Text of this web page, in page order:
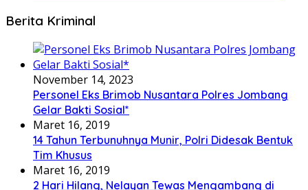
Berita Kriminal
November 14, 2023
Personel Eks Brimob Nusantara Polres Jombang
Gelar Bakti Sosial*
Maret 16, 2019
14 Tahun Terbunuhnya Munir, Polri Didesak Bentuk
Tim Khusus
Maret 16, 2019
2 Hari Hilang, Nelayan Tewas Mengambang di